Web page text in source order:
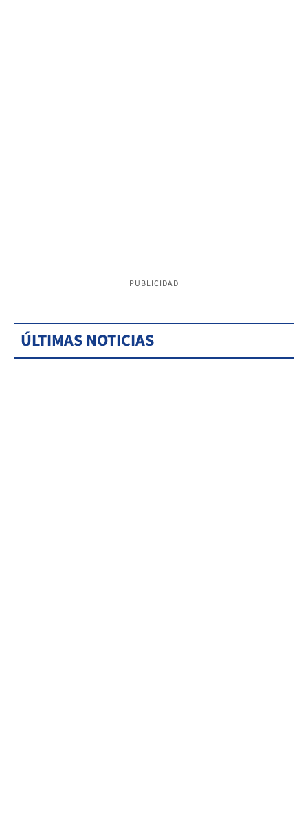
PUBLICIDAD
ÚLTIMAS NOTICIAS